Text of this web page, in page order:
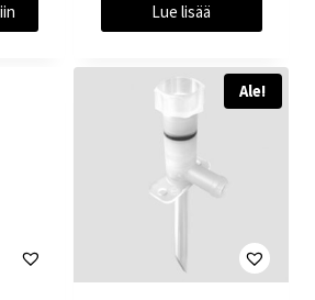
Lue lisää
Ale!